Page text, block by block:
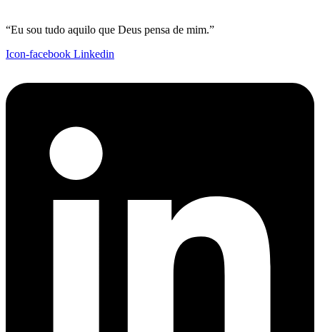
“Eu sou tudo aquilo que Deus pensa de mim.”
Icon-facebook Linkedin